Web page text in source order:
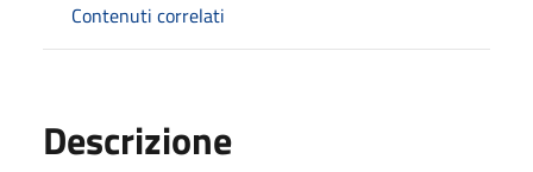
Contenuti correlati
Descrizione